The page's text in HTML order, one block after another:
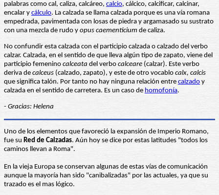
palabras como cal, caliza, calcáreo, calcio, cálcico, calcificar, calcinar,
encalar y cálculo. La calzada se llama calzada porque es una vía romana
empedrada, pavimentada con losas de piedra y argamasado su sustrato
con una mezcla de rudo y opus caementicium de caliza.
No confundir esta calzada con el participio calzada o calzado del verbo
calzar. Calzada, en el sentido de que lleva algún tipo de zapato, viene del
participio femenino calceata del verbo calceare (calzar). Este verbo
deriva de calceus (calzado, zapato), y este de otro vocablo calx, calcis
que significa talón. Por tanto no hay ninguna relación entre calzado y
calzada en el sentido de carretera. Es un caso de homofonía.
- Gracias: Helena
Uno de los elementos que favoreció la expansión de Imperio Romano,
fue su Red de Calzadas. Aún hoy se dice por estas latitudes "todos los
caminos llevan a Roma".
En la vieja Europa se conservan algunas de estas vías de comunicación
aunque la mayoría han sido "canibalizadas" por las actuales, ya que su
trazado es el mas lógico.